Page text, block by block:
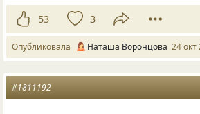
53 3
Опубликовала Наташа Воронцова 24 окт
#1811192